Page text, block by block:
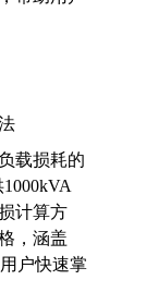
载损耗的
计算方
，涵盖
户快速掌